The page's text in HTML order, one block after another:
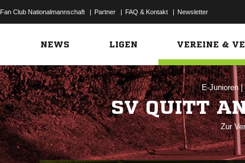
Fan Club Nationalmannschaft | Partner | FAQ & Kontakt | Newsletter
NEWS LIGEN VEREINE &
E-Junioren|
SV QUITT
Zur